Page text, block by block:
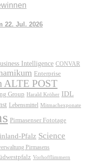
22. Jul. 2026
Intelligence CONVAR
Enterprise
ALTE POST
Group Harald Kröher IDL
Lebensmittel Mitmachexponate
Pirmasenser Fototage
Pfalz Science
Pirmasens
Vorhofflimmern